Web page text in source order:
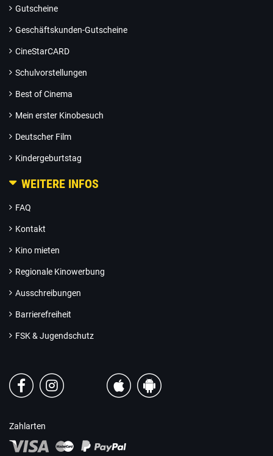
Gutscheine
Geschäftskunden-Gutscheine
CineStarCARD
Schulvorstellungen
Best of Cinema
Mein erster Kinobesuch
Deutscher Film
Kindergeburtstag
WEITERE INFOS
FAQ
Kontakt
Kino mieten
Regionale Kinowerbung
Ausschreibungen
Barrierefreiheit
FSK & Jugendschutz
Zahlarten